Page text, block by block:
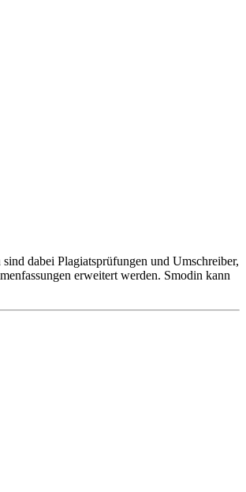
dabei Plagiatsprüfungen und Umschreiber,
erweitert werden. Smodin kann